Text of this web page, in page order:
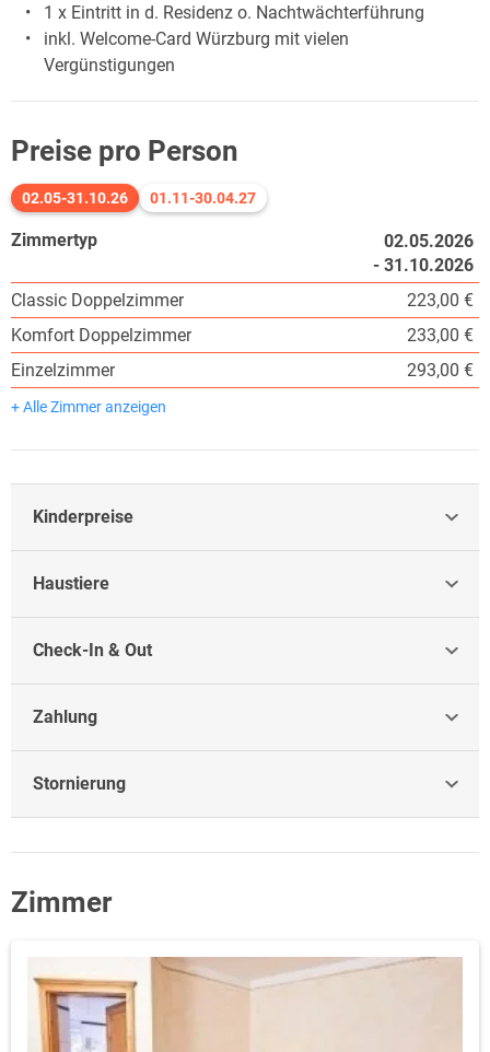
1 x Eintritt in d. Residenz o. Nachtwächterführung
inkl. Welcome-Card Würzburg mit vielen
Vergünstigungen
Preise pro Person
02.05-31.10.26 01.11-30.04.27
Zimmertyp
Classic Doppelzimmer
Komfort Doppelzimmer
Einzelzimmer
+ Alle Zimmer anzeigen
02.05.2026
- 31.10.2026
223,00 €
233,00 €
293,00 €
Kinderpreise
Haustiere
Check-In & Out
Zahlung
Stornierung
Zimmer